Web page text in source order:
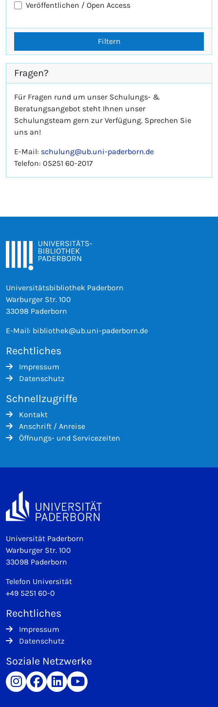
Veröffentlichen / Open Access
Fragen?
Für Fragen rund um unser Schulungs- &
Beratungsangebot steht Ihnen unser
Schulungsteam gern zur Verfügung. Sprechen Sie
uns an!
E-Mail: schulung@ub.uni-paderborn.de
Telefon: 05251 60-2017
Universitätsbibliothek Paderborn
Warburger Str. 100
33098 Paderborn
E-Mail: bibliothek@ub.uni-paderborn.de
Rechtliches
Impressum
Datenschutz
Schnellzugriffe
Kontakt
Anschrift / Anreise
Öffnungs- und Servicezeiten
Universität Paderborn
Warburger Str. 100
33098 Paderborn
Telefon Universität
+49 5251 60-0
Rechtliches
Impressum
Datenschutz
Soziale Netzwerke